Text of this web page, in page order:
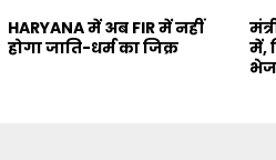
HARYANA में अब FIR में नहीं
होगा जाति-धर्म का जिक्र
में,